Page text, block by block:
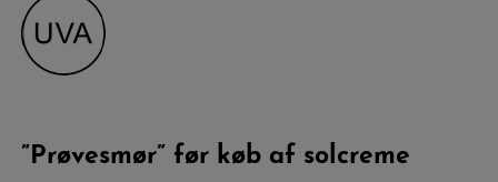
”Prøvesmør” før køb af solcreme